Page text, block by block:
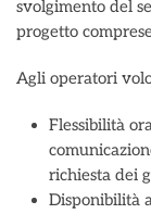
svolgimento del
progetto
Agli operatori
Flessibilità
richiesta dei
Disponibilità